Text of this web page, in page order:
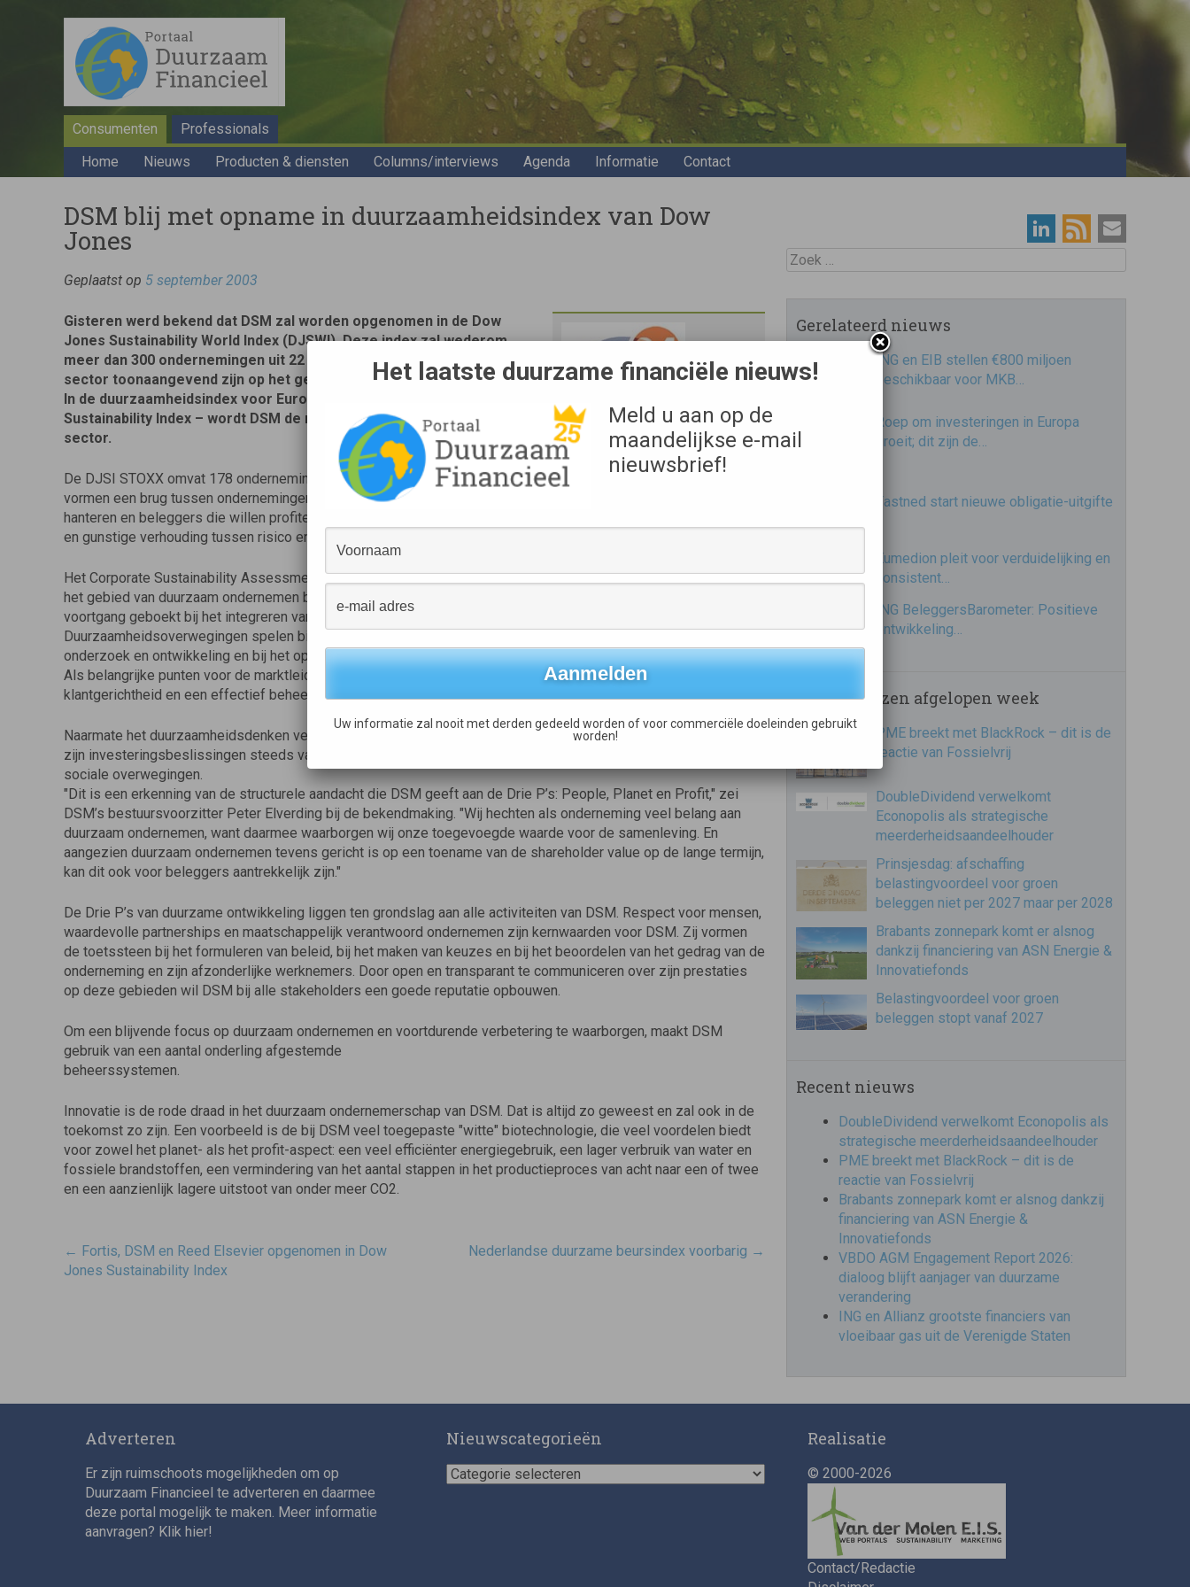
Consumenten
Professionals
Home
Nieuws Producten & diensten Columns/interviews Agenda Informatie Contact
DSM blij met opname in duurzaamheidsindex van Dow
Jones
Geplaatst op 5 september 2003
Bron
Gisteren werd bekend dat DSM zal worden opgenomen in de Dow
Jones Sustainability World Index (DJSWI). Deze index zal wederom
meer dan 300 ondernemingen uit 22 landen omvatten die in hun
sector toonaangevend zijn op het gebied van duurzaam ondernemen.
In de duurzaamheidsindex voor Europa – de Dow Jones STOXX
Sustainability Index – wordt DSM de nieuwe leider in de chemische
sector.
De DJSI STOXX omvat 178 ondernemingen uit 13 landen. Beide indexen
vormen een brug tussen ondernemingen die duurzaamheidsprincipes
hanteren en beleggers die willen profiteren van de uitmuntende resultaten
en gunstige verhouding tussen risico en winst van deze ondernemingen.
Het Corporate Sustainability Assessment Report zegt over DSM: "DSM presteert op
het gebied van duurzaam ondernemen beter dan enig ander Europees chemiebedrijf en heeft belangrijke
voortgang geboekt bij het integreren van duurzaamheidsaspecten in zijn ondernemingsstrategie.
Duurzaamheidsoverwegingen spelen bij DSM een doorslaggevende rol bij het bepalen van de richting van
onderzoek en ontwikkeling en bij het opzetten van nieuwe bedrijfsactiviteiten."
Als belangrijke punten voor de marktleiders in de chemie noemt het rapport nieuwe technologieën, een sterke
klantgerichtheid en een effectief beheer van de productieketen en van het menselijk kapitaal.
Naarmate het duurzaamheidsdenken verder doordringt in de businesswereld, laat de doorsnee belegger zich bij
zijn investeringsbeslissingen steeds vaker leiden door een combinatie van economische, milieutechnische en
sociale overwegingen.
"Dit is een erkenning van de structurele aandacht die DSM geeft aan de Drie P’s: People, Planet en Profit," zei
DSM’s bestuursvoorzitter Peter Elverding bij de bekendmaking. "Wij hechten als onderneming veel belang aan
duurzaam ondernemen, want daarmee waarborgen wij onze toegevoegde waarde voor de samenleving. En
aangezien duurzaam ondernemen tevens gericht is op een toename van de shareholder value op de lange termijn,
kan dit ook voor beleggers aantrekkelijk zijn."
De Drie P’s van duurzame ontwikkeling liggen ten grondslag aan alle activiteiten van DSM. Respect voor mensen,
waardevolle partnerships en maatschappelijk verantwoord ondernemen zijn kernwaarden voor DSM. Zij vormen
de toetssteen bij het formuleren van beleid, bij het maken van keuzes en bij het beoordelen van het gedrag van de
onderneming en zijn afzonderlijke werknemers. Door open en transparant te communiceren over zijn prestaties
op deze gebieden wil DSM bij alle stakeholders een goede reputatie opbouwen.
Om een blijvende focus op duurzaam ondernemen en voortdurende verbetering te waarborgen, maakt DSM
gebruik van een aantal onderling afgestemde
beheerssystemen.
Innovatie is de rode draad in het duurzaam ondernemerschap van DSM. Dat is altijd zo geweest en zal ook in de
toekomst zo zijn. Een voorbeeld is de bij DSM veel toegepaste "witte" biotechnologie, die veel voordelen biedt
voor zowel het planet- als het profit-aspect: een veel efficiënter energiegebruik, een lager verbruik van water en
fossiele brandstoffen, een vermindering van het aantal stappen in het productieproces van acht naar een of twee
en een aanzienlijk lagere uitstoot van onder meer CO2.
Post
navigatie
← Fortis, DSM en Reed Elsevier opgenomen in Dow
Jones Sustainability Index
Nederlandse duurzame beursindex voorbarig →
Zoek
Gerelateerd nieuws
ING en EIB stellen €800 miljoen
beschikbaar voor MKB…
Roep om investeringen in Europa
groeit; dit zijn de…
Fastned start nieuwe obligatie-uitgifte
Eumedion pleit voor verduidelijking en
consistent…
ING BeleggersBarometer: Positieve
ontwikkeling…
Meest gelezen afgelopen week
PME breekt met BlackRock – dit is de
reactie van Fossielvrij
DoubleDividend verwelkomt
Econopolis als strategische
meerderheidsaandeelhouder
Prinsjesdag: afschaffing
belastingvoordeel voor groen
beleggen niet per 2027 maar per 2028
Brabants zonnepark komt er alsnog
dankzij financiering van ASN Energie &
Innovatiefonds
Belastingvoordeel voor groen
beleggen stopt vanaf 2027
Recent nieuws
DoubleDividend verwelkomt Econopolis als
strategische meerderheidsaandeelhouder
PME breekt met BlackRock – dit is de
reactie van Fossielvrij
Brabants zonnepark komt er alsnog dankzij
financiering van ASN Energie &
Innovatiefonds
VBDO AGM Engagement Report 2026:
dialoog blijft aanjager van duurzame
verandering
ING en Allianz grootste financiers van
vloeibaar gas uit de Verenigde Staten
Adverteren
Er zijn ruimschoots mogelijkheden om op
Duurzaam Financieel te adverteren en daarmee
deze portal mogelijk te maken. Meer informatie
aanvragen? Klik hier!
Nieuwscategorieën
Nieuwscategorieën
Realisatie
© 2000-2026
Contact/Redactie
Het laatste duurzame financiële nieuws!
Meld u aan op de
maandelijkse e-mail
nieuwsbrief!
Uw informatie zal nooit met derden gedeeld worden of voor commerciële doeleinden gebruikt
worden!